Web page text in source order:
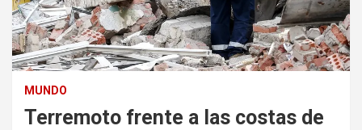
MUNDO
Terremoto frente a las costas de